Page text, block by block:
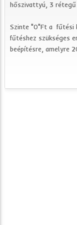
hőszivattyú, 3
Szinte "0"Ft a fűtési
fűtéshez szükséges
beépítésre, amelyre